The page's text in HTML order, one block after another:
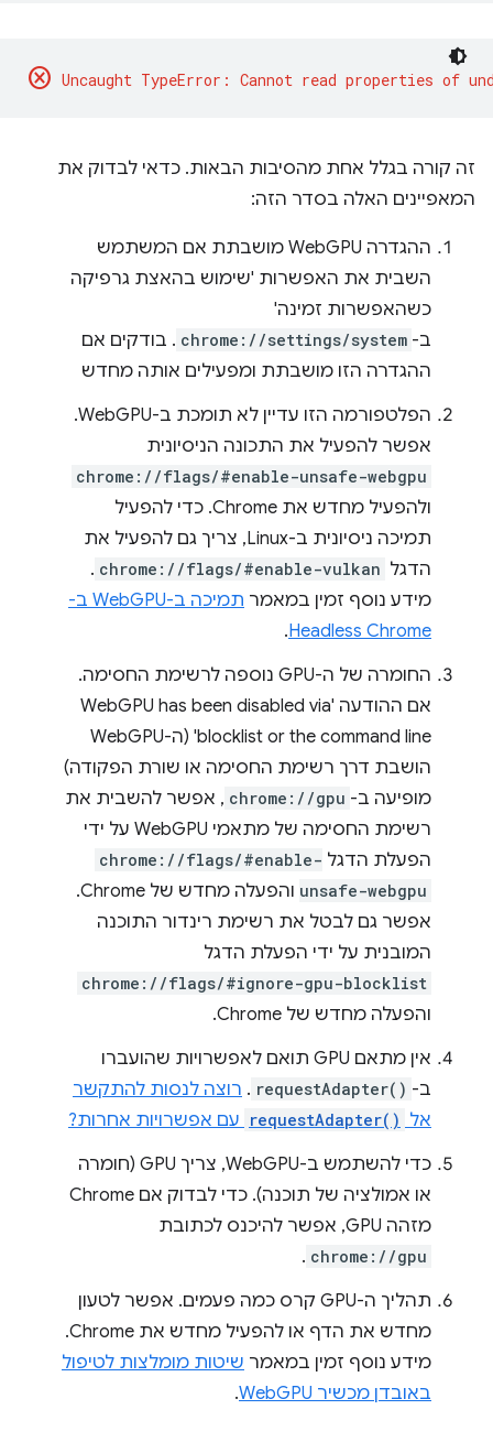
cancel
זה קורה בגלל אחת מהסיבות הבאות. כדאי לבדוק את
המאפיינים האלה בסדר הזה:
ההגדרה WebGPU מושבתת אם המשתמש
השבית את האפשרות 'שימוש בהאצת גרפיקה
כשהאפשרות זמינה'
ב- chrome://settings/system . בודקים אם
ההגדרה הזו מושבתת ומפעילים אותה מחדש
הפלטפורמה הזו עדיין לא תומכת ב-WebGPU.
אפשר להפעיל את התכונה הניסיונית
chrome://flags/#enable-unsafe-webgpu
ולהפעיל מחדש את Chrome. כדי להפעיל
תמיכה ניסיונית ב-Linux, צריך גם להפעיל את
הדגל chrome://flags/#enable-vulkan
.
מידע נוסף זמין במאמר
תמיכה ב-WebGPU ב-
Headless Chrome
.
החומרה של ה-GPU נוספה לרשימת החסימה.
אם ההודעה 'WebGPU has been disabled via
blocklist or the command line' (ה-WebGPU
הושבת דרך רשימת החסימה או שורת הפקודה)
מופיעה ב- chrome://gpu , אפשר להשבית את
רשימת החסימה של מתאמי WebGPU על ידי
הפעלת הדגל chrome://flags/#enable-
unsafe-webgpu
והפעלה מחדש של Chrome.
אפשר גם לבטל את רשימת רינדור התוכנה
המובנית על ידי הפעלת הדגל
chrome://flags/#ignore-gpu-blocklist
והפעלה מחדש של Chrome.
אין מתאם GPU תואם לאפשרויות שהועברו
ב- requestAdapter()
. רוצה לנסות להתקשר
אל requestAdapter() עם אפשרויות אחרות?
כדי להשתמש ב-WebGPU, צריך GPU (חומרה
או אמולציה של תוכנה). כדי לבדוק אם Chrome
מזהה GPU, אפשר להיכנס לכתובת
chrome://gpu
.
תהליך ה-GPU קרס כמה פעמים. אפשר לטעון
מחדש את הדף או להפעיל מחדש את Chrome.
מידע נוסף זמין במאמר שיטות מומלצות לטיפול
באובדן מכשיר WebGPU
.